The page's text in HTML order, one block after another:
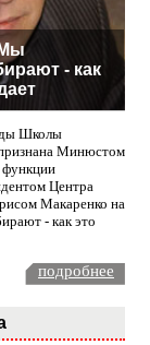
Мы
- как
Школы
Минюстом
Центра
Макаренко на
- как это
подробнее